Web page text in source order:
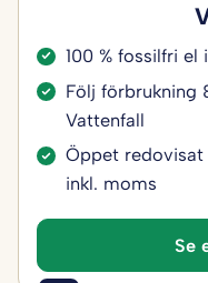
100 % fossilfri el
Följ förbrukning
Vattenfall
Öppet
inkl. moms
Se